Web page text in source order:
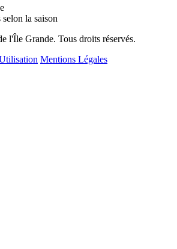
la saison
l'Île Grande. Tous droits réservés.
Mentions Légales